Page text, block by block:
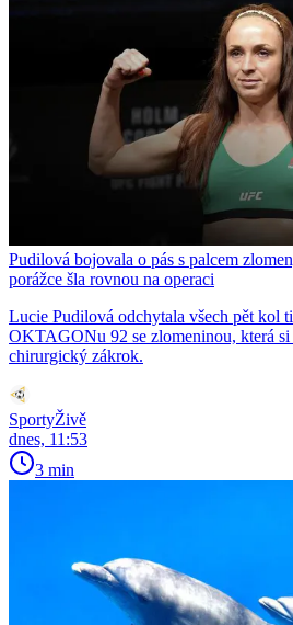
Pudilová bojovala o pás s palcem
porážce šla rovnou na operaci
Lucie Pudilová odchytala všech pět kol
OKTAGONu 92 se zlomeninou, která
chirurgický zákrok.
SportyŽivě
dnes, 11:53
3 min